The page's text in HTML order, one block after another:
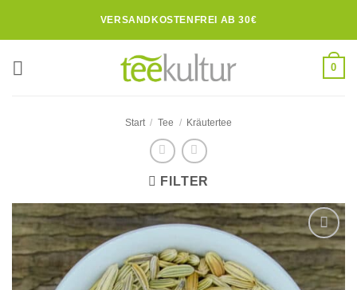
VERSANDKOSTENFREI AB 30€
0
Start / Tee / Kräutertee
FILTER
Zur
Wunschliste
hinzufügen